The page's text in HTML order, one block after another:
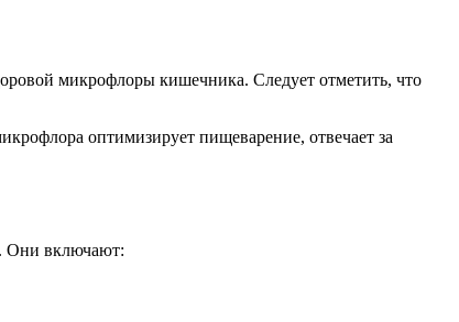
микрофлоры кишечника. Следует отметить, что
оптимизирует пищеварение, отвечает за
Они включают: